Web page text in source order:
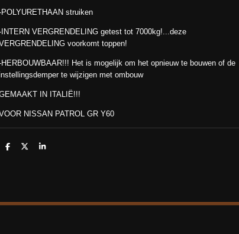
POLYURETHAAN struiken
INTERN VERGRENDELING getest tot 7000kg!...deze
voorkomt toppen!
HERBOUWBAAR!!! Het is mogelijk om het opnieuw te bouwen of de
te wijzigen met ombouw
IN ITALIË!!!
NISSAN PATROL GR Y60
D
D
S